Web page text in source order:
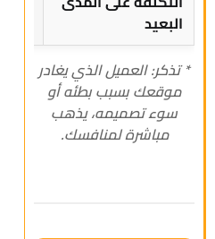
البعيد
* تذكر: العميل الذي يغادر
موقعك بسبب بطئه أو
سوء تصميمه، يذهب
مباشرة لمنافسك.